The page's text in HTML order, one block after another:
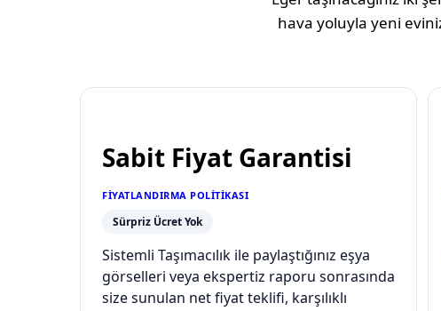
hava yoluyla yeni
Sabit Fiyat Garantisi
FIYATLANDIRMA POLITIKASI
Sürpriz Ücret Yok
Sistemli Taşımacılık ile paylaştığınız eşya
görselleri veya ekspertiz raporu sonrasında
size sunulan net fiyat teklifi, karşılıklı